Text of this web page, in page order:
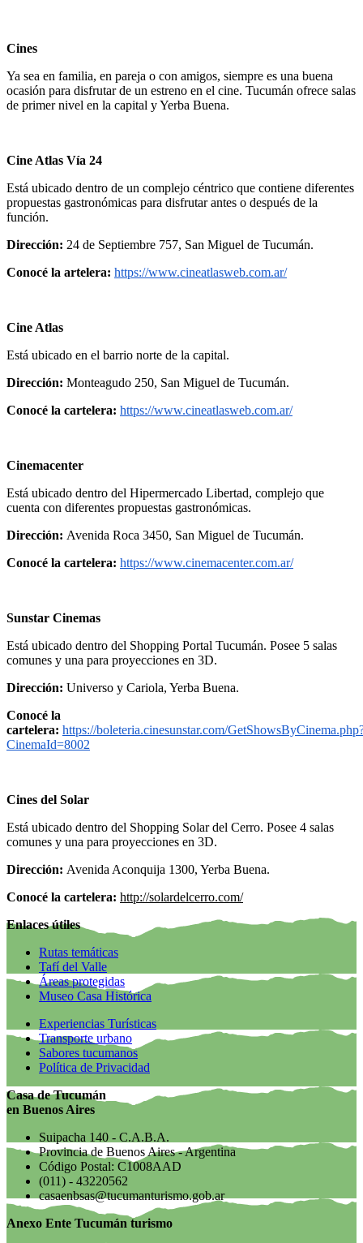
Cines
Ya sea en familia, en pareja o con amigos, siempre es una buena
ocasión para disfrutar de un estreno en el cine. Tucumán ofrece salas
de primer nivel en la capital y Yerba Buena.
Cine Atlas Vía 24
Está ubicado dentro de un complejo céntrico que contiene diferentes
propuestas gastronómicas para disfrutar antes o después de la
función.
Dirección: 24 de Septiembre 757, San Miguel de Tucumán.
Conocé la artelera: https://www.cineatlasweb.com.ar/
Cine Atlas
Está ubicado en el barrio norte de la capital.
Dirección: Monteagudo 250, San Miguel de Tucumán.
Conocé la cartelera: https://www.cineatlasweb.com.ar/
Cinemacenter
Está ubicado dentro del Hipermercado Libertad, complejo que
cuenta con diferentes propuestas gastronómicas.
Dirección: Avenida Roca 3450, San Miguel de Tucumán.
Conocé la cartelera: https://www.cinemacenter.com.ar/
Sunstar Cinemas
Está ubicado dentro del Shopping Portal Tucumán. Posee 5 salas
comunes y una para proyecciones en 3D.
Dirección: Universo y Cariola, Yerba Buena.
Conocé la
cartelera: https://boleteria.cinesunstar.com/
CinemaId=8002
Cines del Solar
Está ubicado dentro del Shopping Solar del Cerro. Posee 4 salas
comunes y una para proyecciones en 3D.
Dirección: Avenida Aconquija 1300, Yerba Buena.
Conocé la cartelera: http://solardelcerro.com/
Enlaces útiles
Rutas temáticas
Tafí del Valle
Áreas protegidas
Museo Casa Histórica
Experiencias Turísticas
Transporte urbano
Sabores tucumanos
Política de Privacidad
Casa de Tucumán
en Buenos Aires
Suipacha 140 - C.A.B.A.
Provincia de Buenos Aires - Argentina
Código Postal: C1008AAD
(011) - 43220562
casaenbsas@tucumanturismo.gob.ar
Anexo Ente Tucumán turismo